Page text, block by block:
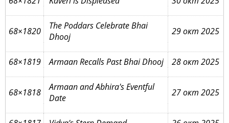
68×1820
The Poddars Celebrate Bhai
Dhooj
29 окт 2025
68×1819 Armaan Recalls Past Bhai Dhooj 28 окт 2025
68×1818
Armaan and Abhira's Eventful
Date
27 окт 2025